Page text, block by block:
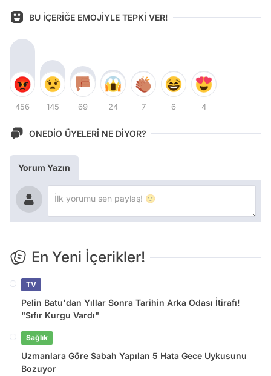
BU İÇERİĞE EMOJİYLE TEPKİ VER!
456 145 69 24 7 6 4
ONEDİO ÜYELERİ NE DİYOR?
Yorum Yazın
En Yeni İçerikler!
TV
Pelin Batu'dan Yıllar Sonra Tarihin Arka Odası İtirafı!
"Sıfır Kurgu Vardı"
Sağlık
Uzmanlara Göre Sabah Yapılan 5 Hata Gece Uykusunu
Bozuyor